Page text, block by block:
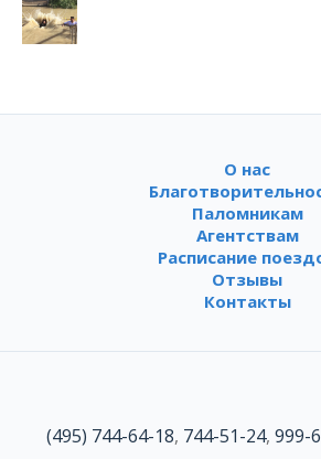
О нас
Паломникам
Агентствам
Расписание
Отзывы
Контакты
(495) 744-64-18, 744-51-24, 999-